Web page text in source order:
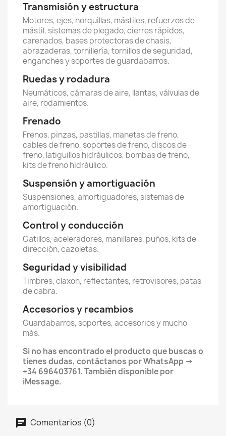
Transmisión y estructura
Motores, ejes, horquillas, mástiles, refuerzos de
mástil, sistemas de plegado, cierres rápidos,
carenados, bases protectoras de chasis,
abrazaderas, tornillería, tornillos de seguridad,
enganches y soportes de guardabarros.
Ruedas y rodadura
Neumáticos, cámaras de aire, llantas, válvulas de
aire, rodamientos.
Frenado
Frenos, pinzas, pastillas, manetas de freno,
cables de freno, soportes de freno, discos de
freno, latiguillos hidráulicos, bombas de freno,
kits de freno hidráulico.
Suspensión y amortiguación
Suspensiones, amortiguadores, sistemas de
amortiguación.
Control y conducción
Gatillos, aceleradores, manillares, puños, kits de
dirección, cazoletas.
Seguridad y visibilidad
Timbres, claxon, reflectantes, retrovisores, patas
de cabra.
Accesorios y recambios
Guardabarros, soportes, accesorios y mucho
más.
Si no has encontrado el producto que buscas o
tienes dudas, contáctanos por WhatsApp →
+34 696403761. También disponible por
iMessage.
Comentarios (0)